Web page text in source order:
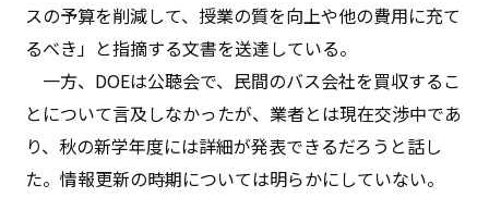
スの予算を削減して、授業の質を向上や他の費用に充て
るべき」と指摘する文書を送達している。
一方、DOEは公聴会で、民間のバス会社を買収するこ
とについて言及しなかったが、業者とは現在交渉中であ
り、秋の新学年度には詳細が発表できるだろうと話し
た。情報更新の時期については明らかにしていない。